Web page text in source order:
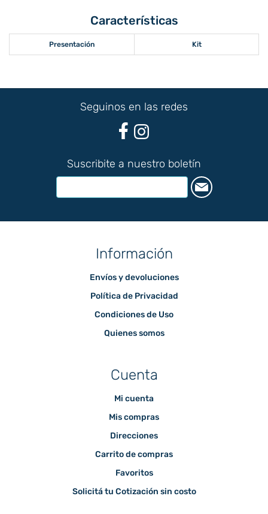
Características
Presentación Kit
Seguinos en las redes
Suscribite a nuestro boletín
Información
Envíos y devoluciones
Política de Privacidad
Condiciones de Uso
Quienes somos
Cuenta
Mi cuenta
Mis compras
Direcciones
Carrito de compras
Favoritos
Solicitá tu Cotización sin costo